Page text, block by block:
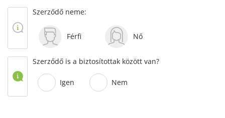
Szerződő neme:
Férfi Nő
Szerződő is a biztosítottak között van?
Igen Nem